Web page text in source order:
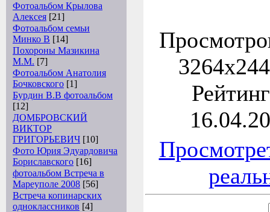
Фотоальбом Крылова
Алексея [21]
Фотоальбом семьи
Минко В [14]
Похороны Мазикина
М.М. [7]
Фотоальбом Анатолия
Бочковского [1]
Бурдин В.В фотоальбом
[12]
ДОМБРОВСКИЙ
ВИКТОР
ГРИГОРЬЕВИЧ [10]
Фото Юрия Эдуардовича
Бориславского [16]
фотоальбом Встреча в
Мареуполе 2008 [56]
Встреча копинарских
одноклассников [4]